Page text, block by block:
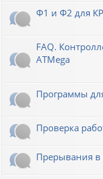
Ф1 и Ф2 для
FAQ.
ATMega
Программы
Проверка
Прерывания в